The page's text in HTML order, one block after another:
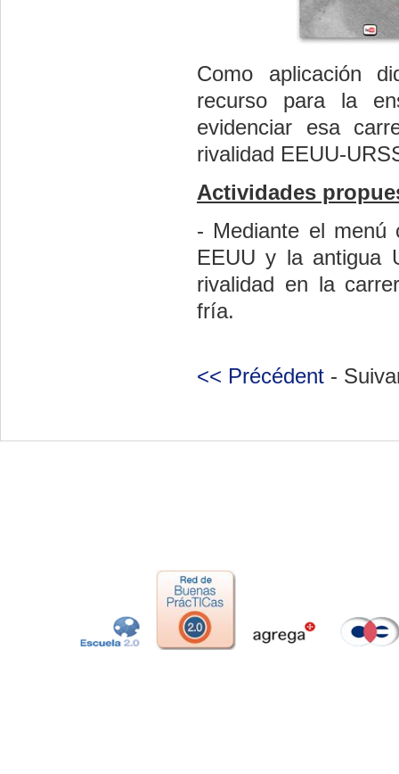
Como aplicación
recurso para la
evidenciar esa
rivalidad EEUU-
Actividades
- Mediante el menú
EEUU y la antigua
rivalidad en la
fría.
<< Précédent -